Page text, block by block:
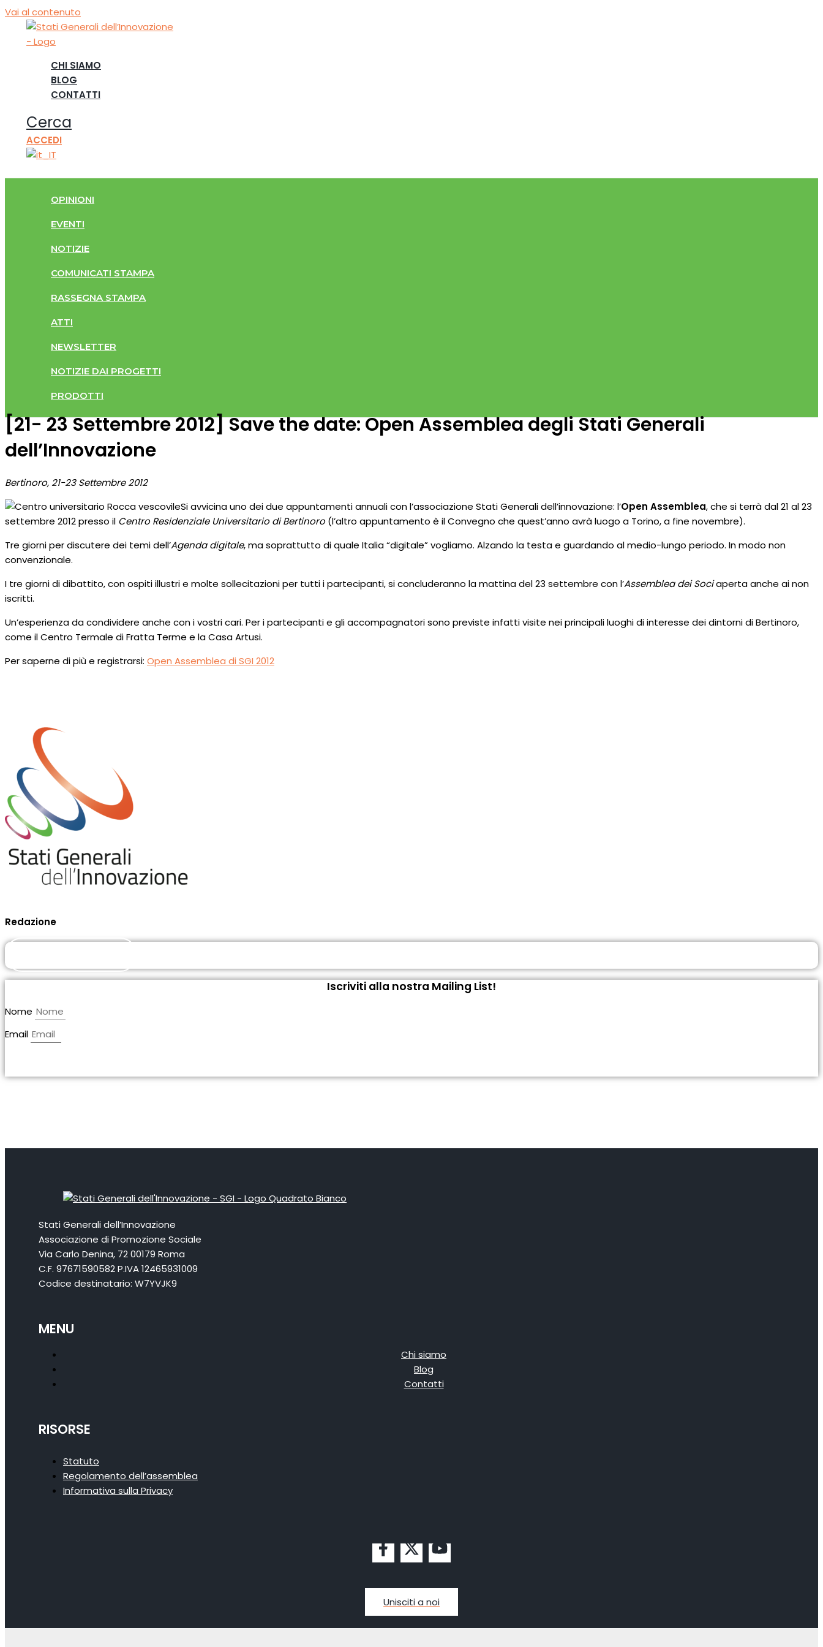
Vai al contenuto
CHI SIAMO
BLOG
CONTATTI
Cerca
ACCEDI
OPINIONI
EVENTI
NOTIZIE
COMUNICATI STAMPA
RASSEGNA STAMPA
ATTI
NEWSLETTER
NOTIZIE DAI PROGETTI
PRODOTTI
[21- 23 Settembre 2012] Save the date: Open Assemblea degli Stati Generali
dell’Innovazione
Bertinoro, 21-23 Settembre 2012
Si avvicina uno dei due appuntamenti annuali con l’associazione Stati Generali dell’innovazione: l’Open Assemblea, che si terrà dal 21 al 23
settembre 2012 presso il Centro Residenziale Universitario di Bertinoro(l’altro appuntamento è il Convegno che quest’anno avrà luogo a Torino, a fine novembre).
Tre giorni per discutere dei temi dell’Agenda digitale, ma soprattutto di quale Italia “digitale” vogliamo. Alzando la testa e guardando al medio-lungo periodo. In modo non
convenzionale.
I tre giorni di dibattito, con ospiti illustri e molte sollecitazioni per tutti i partecipanti, si concluderanno la mattina del 23 settembre con l’Assemblea dei Sociaperta anche ai non
iscritti.
Un’esperienza da condividere anche con i vostri cari. Per i partecipanti e gli accompagnatori sono previste infatti visite nei principali luoghi di interesse dei dintorni di Bertinoro,
come il Centro Termale di Fratta Terme e la Casa Artusi.
Per saperne di più e registrarsi: Open Assemblea di SGI 2012
Redazione
Iscriviti alla nostra Mailing List!
Nome
Email
Stati Generali dell’Innovazione
Associazione di Promozione Sociale
Via Carlo Denina, 72 00179 Roma
C.F. 97671590582 P.IVA 12465931009
Codice destinatario: W7YVJK9
MENU
Chi siamo
Blog
Contatti
RISORSE
Statuto
Regolamento dell’assemblea
Informativa sulla Privacy
Unisciti a noi